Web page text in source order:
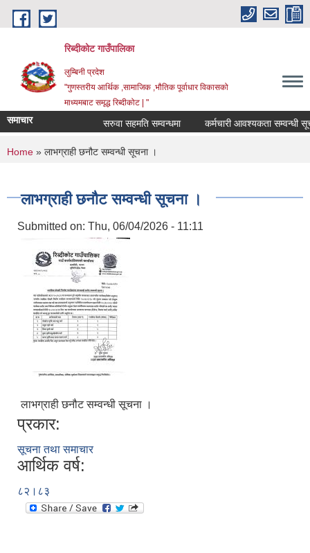
Skip to main content
रिब्दीकोट गाउँपालिका
लुम्बिनी प्रदेश
"गुणस्तरीय आर्थिक ,सामाजिक ,भौतिक पूर्वाधार विकासको
माध्यमबाट समृद्ध रिब्दीकोट | "
समाचार सरुवा सहमति सम्वन्धमा कर्मचारी आवश्यकता सम्वन्धी सूचना
You are here
Home » लाभग्राही छनौट सम्वन्धी सूचना ।
लाभग्राही छनौट सम्वन्धी सूचना ।
Submitted on: Thu, 06/04/2026 - 11:11
लाभग्राही छनौट सम्वन्धी सूचना ।
प्रकार:
सूचना तथा समाचार
आर्थिक वर्ष:
८२।८३